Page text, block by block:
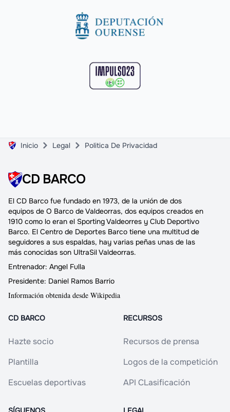
Inicio Legal Politica De Privacidad
CD BARCO
El CD Barco fue fundado en 1973, de la unión de dos
equipos de O Barco de Valdeorras, dos equipos creados en
1910 como lo eran el Sporting Valdeorres y Club Deportivo
Barco. El Centro de Deportes Barco tiene una multitud de
seguidores a sus espaldas, hay varias peñas unas de las
más conocidas son UltraSil Valdeorras.
Entrenador: Angel Fulla
Presidente: Daniel Ramos Barrio
Información obtenida desde Wikipedia
CD BARCO
Hazte socio
Plantilla
Escuelas deportivas
RECURSOS
Recursos de prensa
Logos de la competición
API CLasificación